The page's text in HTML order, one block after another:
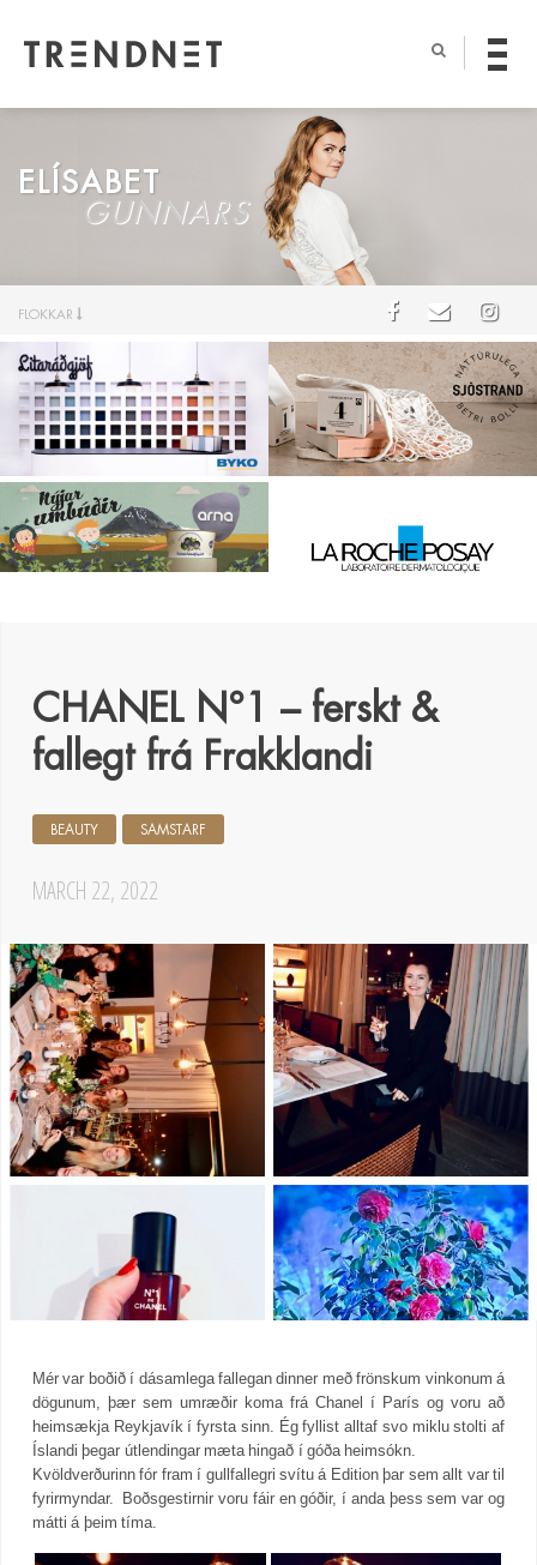
ELÍSABET
GUNNARS
FLOKKAR
CHANEL N°1 – ferskt &
fallegt frá Frakklandi
MARCH 22, 2022
BEAUTY SAMSTARF
Mér var boðið í dásamlega fallegan dinner með frönskum vinkonum á
dögunum, þær sem umræðir koma frá Chanel í París og voru að
heimsækja Reykjavík í fyrsta sinn. Ég fyllist alltaf svo miklu stolti af
Íslandi þegar útlendingar mæta hingað í góða heimsókn.
Kvöldverðurinn fór fram í gullfallegri svítu á Edition þar sem allt var til
fyrirmyndar. Boðsgestirnir voru fáir en góðir, í anda þess sem var og
mátti á þeim tíma.